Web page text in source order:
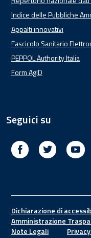
Indice delle Pubbliche
Appalti innovativi
Fascicolo Sanitario
PEPPOL Authority Italia
Form AgID
Seguici su
Facebook Twitter
Footer
Dichiarazione di
Amministrazione
Note Legali